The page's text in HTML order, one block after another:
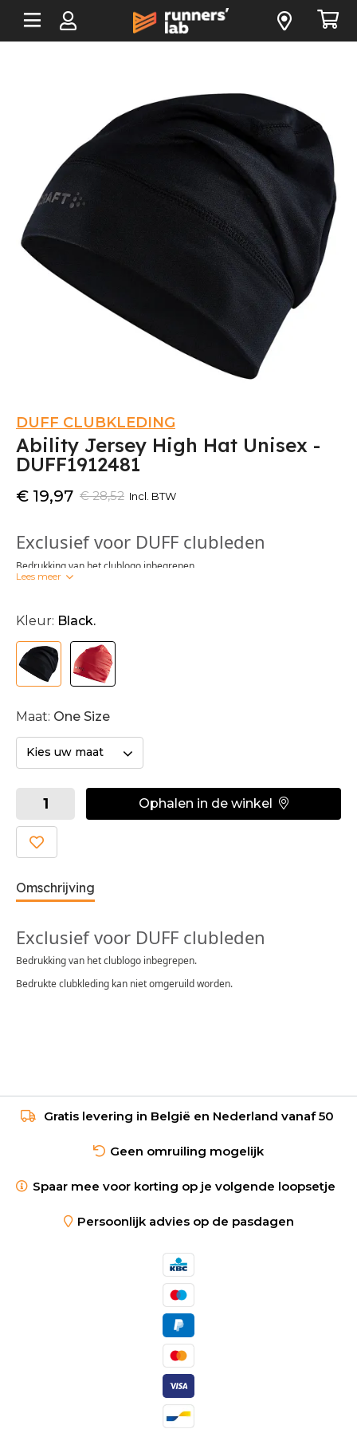
DUFF CLUBKLEDING
Ability Jersey High Hat Unisex -
DUFF1912481
€ 28,52
€ 19,97 Incl. BTW
Exclusief voor DUFF clubleden
Bedrukking van het clublogo inbegrepen.
Lees meer
Kleur: Black.
Maat: One Size
Kies uw maat
Ophalen in de winkel
Omschrijving
Exclusief voor DUFF clubleden
Bedrukking van het clublogo inbegrepen.
Bedrukte clubkleding kan niet omgeruild worden.
Gratis levering in België en Nederland vanaf 50
Geen omruiling mogelijk
Spaar mee voor korting op je volgende loopsetje
Persoonlijk advies op de pasdagen